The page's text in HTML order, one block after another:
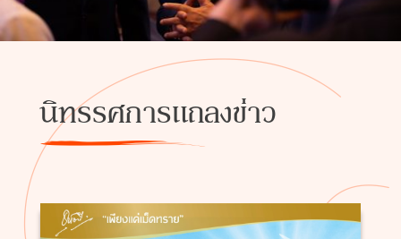
นิทรรศการแถลงข่าว